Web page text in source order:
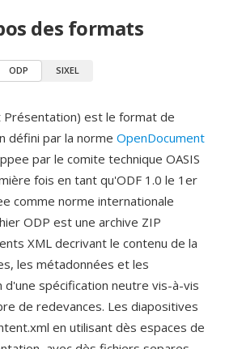
des formats
ODP SIXEL
Présentation) est le format de
défini par la norme OpenDocument
par le comite technique OASIS
fois en tant qu'ODF 1.0 le 1er
comme norme internationale
ODP est une archive ZIP
XML decrivant le contenu de la
les métadonnées et les
spécification neutre vis-à-vis
de redevances. Les diapositives
en utilisant dès espaces de